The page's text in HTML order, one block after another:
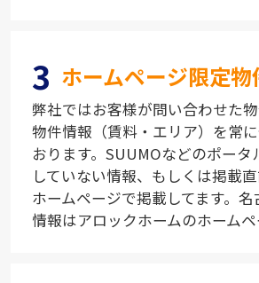
3 ホームページ限定物
弊社ではお客様が問い合わせた
物件情報（賃料・エリア）を常
おります。SUUMOなどのポータ
していない情報、もしくは掲載
ホームページで掲載してます。
情報はアロックホームのホームペ